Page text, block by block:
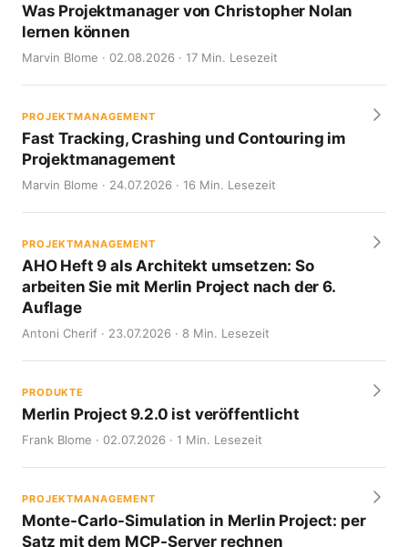
Was Projektmanager von Christopher Nolan
lernen können
Marvin Blome · 02.08.2026 · 17 Min. Lesezeit
PROJEKTMANAGEMENT
Fast Tracking, Crashing und Contouring im
Projektmanagement
Marvin Blome · 24.07.2026 · 16 Min. Lesezeit
PROJEKTMANAGEMENT
AHO Heft 9 als Architekt umsetzen: So
arbeiten Sie mit Merlin Project nach der 6.
Auflage
Antoni Cherif · 23.07.2026 · 8 Min. Lesezeit
PRODUKTE
Merlin Project 9.2.0 ist veröffentlicht
Frank Blome · 02.07.2026 · 1 Min. Lesezeit
PROJEKTMANAGEMENT
Monte-Carlo-Simulation in Merlin Project: per
Satz mit dem MCP-Server rechnen